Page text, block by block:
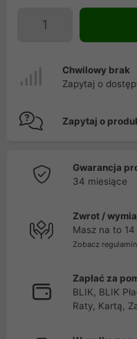
Chwilowy brak
Zapytaj o
Zapytaj o
Gwarancja
34 miesiące
Zwrot /
Masz na to 14
Zobacz
Zapłać za
BLIK, BLIK
Raty, Kartą,